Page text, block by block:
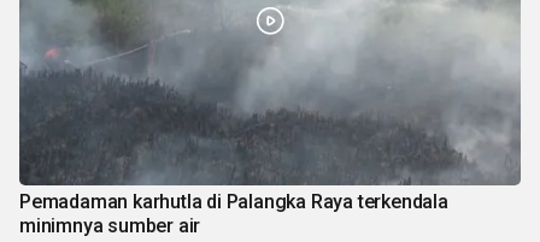
Pemadaman karhutla di Palangka Raya terkendala
minimnya sumber air